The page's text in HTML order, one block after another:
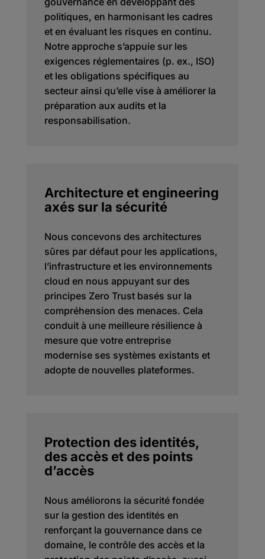
politiques, en harmonisant les cadres
et en évaluant les risques en continu.
Notre approche s’appuie sur les
exigences réglementaires (p. ex., ISO)
et les obligations spécifiques au
secteur ainsi qu’elle vise à améliorer la
préparation aux audits et la
responsabilisation.
Architecture et engineering
axés sur la sécurité
Nous concevons des architectures
sûres par défaut pour les applications,
l’infrastructure et les environnements
cloud en nous appuyant sur des
principes Zero Trust basés sur la
compréhension des menaces. Cela
conduit à une meilleure résilience à
mesure que votre entreprise
modernise ses systèmes existants et
adopte de nouvelles plateformes.
Protection des identités,
des accès et des points
d’accès
Nous améliorons la sécurité fondée
sur la gestion des identités en
renforçant la gouvernance dans ce
domaine, le contrôle des accès et la